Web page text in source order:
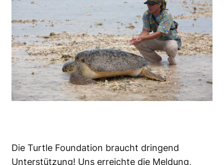
Die Turtle Foundation braucht dringend
Unterstützung! Uns erreichte die Meldung,